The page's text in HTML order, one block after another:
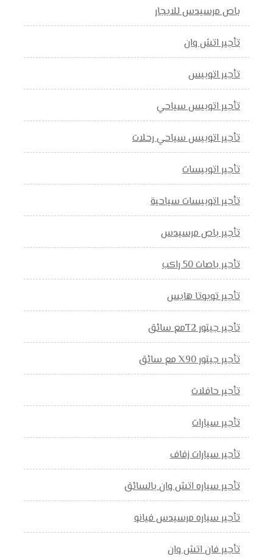
باص مرسيدس للايجار
تأجير اتش وان
تأجير اتوبيس
تأجير اتوبيس سياحي
تأجير اتوبيس سياحي رحلات
تأجير اتوبيسات
تأجير اتوبيسات سياحية
تأجير باص مرسيدس
تأجير باصات 50 راكب
تأجير تويوتا هايس
تأجير جيتور T2مع سائق
تأجير جيتور X90 مع سائق
تأجير حافلات
تأجير سيارات
تأجير سيارات زفاف
تأجير سياره اتش وان بالسائق
تأجير سياره مرسيدس فيانو
تأجير فان اتش وان